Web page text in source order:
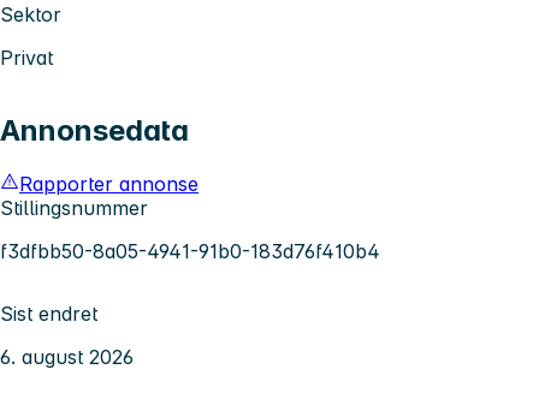
Sektor
Privat
Annonsedata
Rapporter annonse
Stillingsnummer
f3dfbb50-8a05-4941-91b0-183d76f410b4
Sist endret
6. august 2026